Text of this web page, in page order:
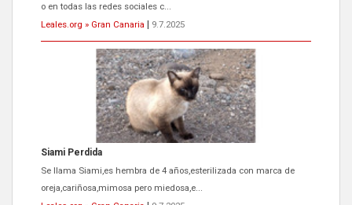
oreja,cariñosa,mimosa pero miedosa,e...
Leales.org » Gran Canaria
9.7.2025
ADOPCIÓN URGENTE GATA TEROR GRAN CANARIA
El ayuntamiento se va a llevar a Los Gatos callejeros de la zona los
próximos días, ella incluida...